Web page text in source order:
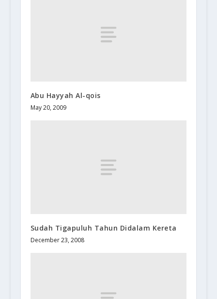
Abu Hayyah Al-qois
May 20, 2009
Sudah Tigapuluh Tahun Didalam Kereta
December 23, 2008